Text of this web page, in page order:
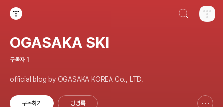
OGASAKA SKI
구독자 1
official blog by OGASAKA KOREA Co., LTD.
구독하기 방명록